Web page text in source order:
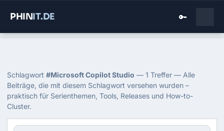
PHINIT.DE 🔑
Tag: Microsoft Copilot Studio
Schlagwort #Microsoft Copilot Studio — 1 Treffer — Alle
Beiträge, die mit diesem Schlagwort versehen wurden –
praktisch für Serienthemen, Tools, Releases und How-to-
Cluster.